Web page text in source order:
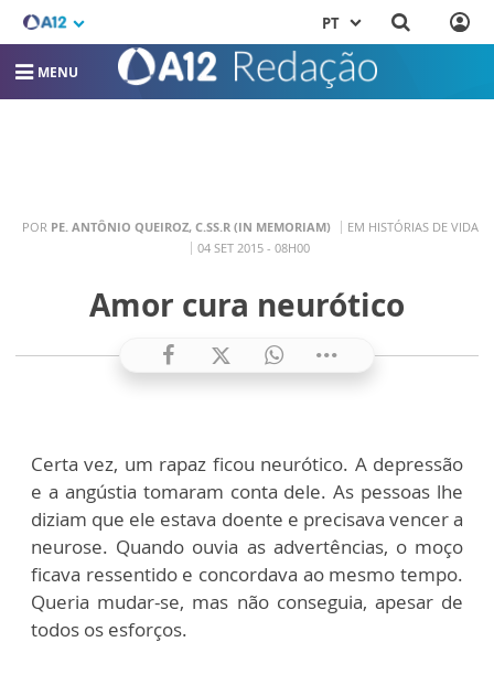
PT
MENU
POR PE. ANTÔNIO QUEIROZ, C.SS.R (IN MEMORIAM)
EM HISTÓRIAS DE VIDA
04 SET 2015 - 08H00
Amor cura neurótico
Certa vez, um rapaz ficou neurótico. A depressão
e a angústia tomaram conta dele. As pessoas lhe
diziam que ele estava doente e precisava vencer a
neurose. Quando ouvia as advertências, o moço
ficava ressentido e concordava ao mesmo tempo.
Queria mudar-se, mas não conseguia, apesar de
todos os esforços.